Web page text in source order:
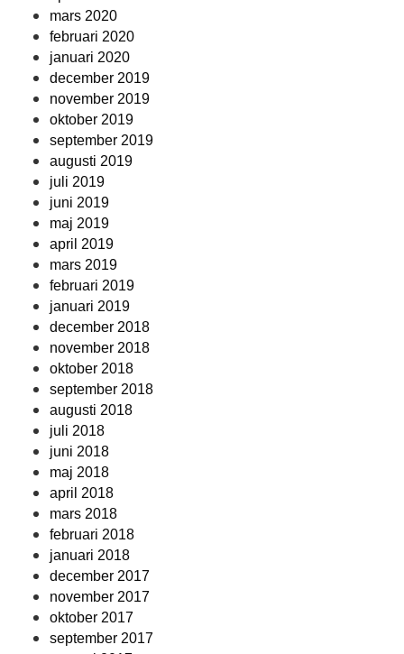
mars 2020
februari 2020
januari 2020
december 2019
november 2019
oktober 2019
september 2019
augusti 2019
juli 2019
juni 2019
maj 2019
april 2019
mars 2019
februari 2019
januari 2019
december 2018
november 2018
oktober 2018
september 2018
augusti 2018
juli 2018
juni 2018
maj 2018
april 2018
mars 2018
februari 2018
januari 2018
december 2017
november 2017
oktober 2017
september 2017